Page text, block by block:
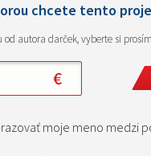
chcete tento
autora darček, vyberte si
moje meno medzi